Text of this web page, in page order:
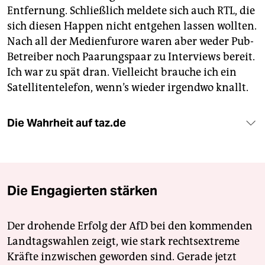
Entfernung. Schließlich meldete sich auch RTL, die
sich diesen Happen nicht entgehen lassen wollten.
Nach all der Medienfurore waren aber weder Pub-
Betreiber noch Paarungspaar zu Interviews bereit.
Ich war zu spät dran. Vielleicht brauche ich ein
Satellitentelefon, wenn’s wieder irgendwo knallt.
Die Wahrheit auf taz.de
Die Engagierten stärken
Der drohende Erfolg der AfD bei den kommenden
Landtagswahlen zeigt, wie stark rechtsextreme
Kräfte inzwischen geworden sind. Gerade jetzt